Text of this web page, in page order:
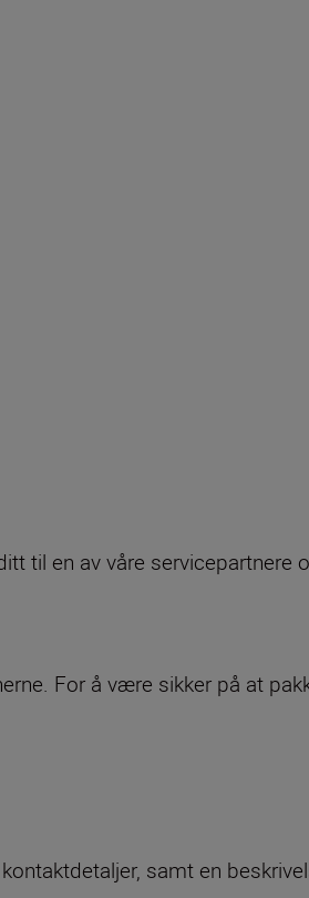
til en av våre servicepartnere
For å være sikker på at
samt en